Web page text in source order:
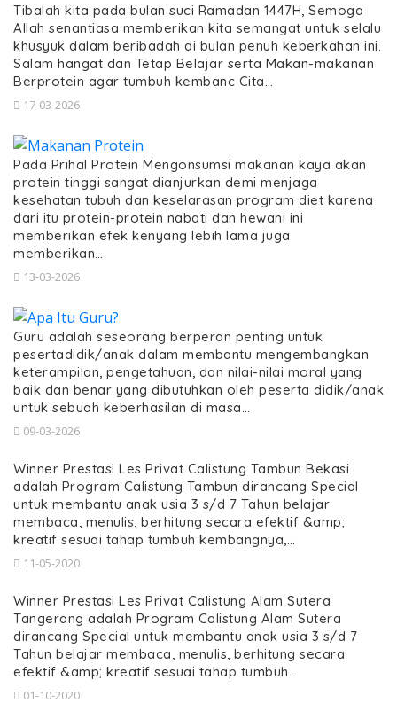
Tibalah kita pada bulan suci Ramadan 1447H, Semoga
Allah senantiasa memberikan kita semangat untuk selalu
khusyuk dalam beribadah di bulan penuh keberkahan ini.
Salam hangat dan Tetap Belajar serta Makan-makanan
Berprotein agar tumbuh kembanc Cita…
17-03-2026
Pada Prihal Protein Mengonsumsi makanan kaya akan
protein tinggi sangat dianjurkan demi menjaga
kesehatan tubuh dan keselarasan program diet karena
dari itu protein-protein nabati dan hewani ini
memberikan efek kenyang lebih lama juga
memberikan…
13-03-2026
Guru adalah seseorang berperan penting untuk
pesertadidik/anak dalam membantu mengembangkan
keterampilan, pengetahuan, dan nilai-nilai moral yang
baik dan benar yang dibutuhkan oleh peserta didik/anak
untuk sebuah keberhasilan di masa…
09-03-2026
Winner Prestasi Les Privat Calistung Tambun Bekasi
adalah Program Calistung Tambun dirancang Special
untuk membantu anak usia 3 s/d 7 Tahun belajar
membaca, menulis, berhitung secara efektif &amp;
kreatif sesuai tahap tumbuh kembangnya,…
11-05-2020
Winner Prestasi Les Privat Calistung Alam Sutera
Tangerang adalah Program Calistung Alam Sutera
dirancang Special untuk membantu anak usia 3 s/d 7
Tahun belajar membaca, menulis, berhitung secara
efektif &amp; kreatif sesuai tahap tumbuh…
01-10-2020